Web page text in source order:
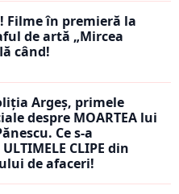
Filme în premieră la
de artă „Mircea
când!
Argeș, primele
despre MOARTEA lui
Ce s-a
CLIPE din
de afaceri!